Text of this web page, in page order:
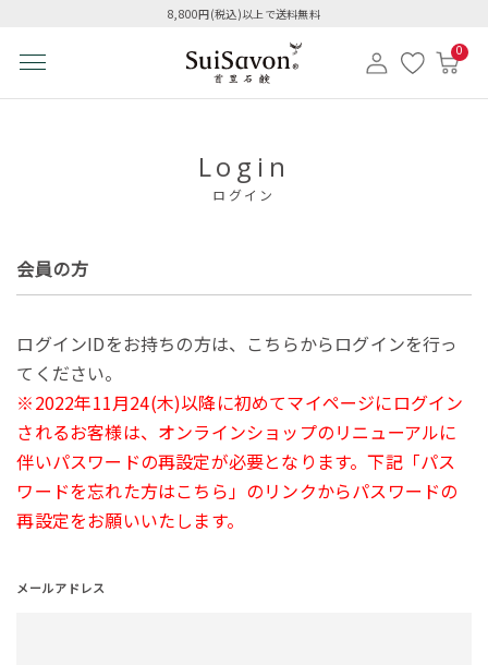
8,800円(税込)以上で送料無料
0
Login
ログイン
会員の方
ログインIDをお持ちの方は、こちらからログインを行っ
てください。
※2022年11月24(木)以降に初めてマイページにログイン
されるお客様は、オンラインショップのリニューアルに
伴いパスワードの再設定が必要となります。下記「パス
ワードを忘れた方はこちら」のリンクからパスワードの
再設定をお願いいたします。
メールアドレス